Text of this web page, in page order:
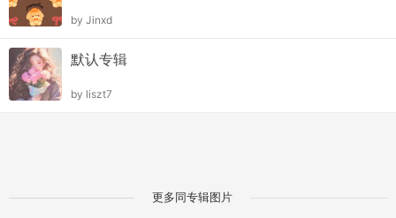
by Jinxd
默认专辑
by liszt7
更多同专辑图片